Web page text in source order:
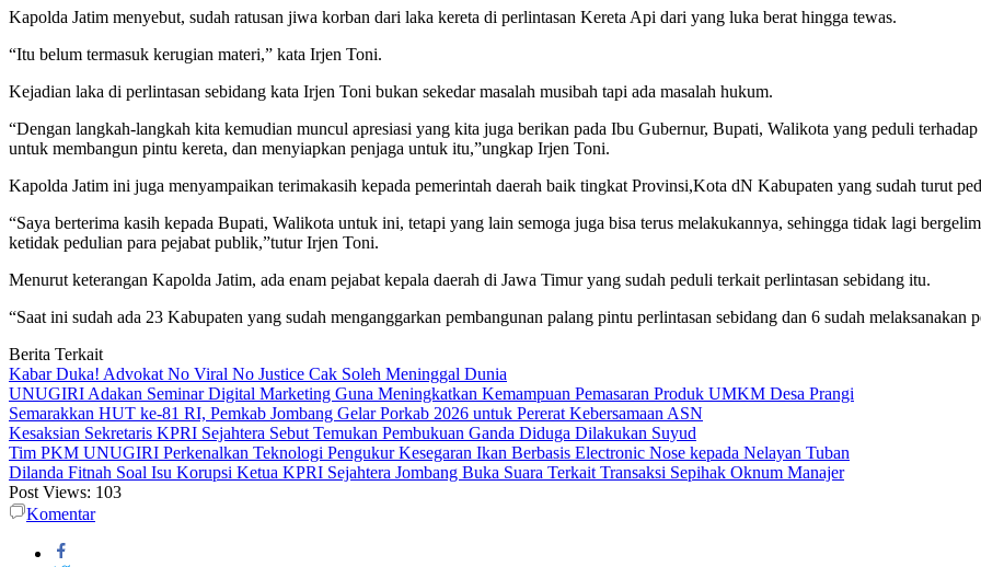
Kapolda Jatim menyebut, sudah ratusan jiwa korban dari laka kereta di perlintasan Kereta Api dari yang luka berat hingga tewas.
“Itu belum termasuk kerugian materi,” kata Irjen Toni.
Kejadian laka di perlintasan sebidang kata Irjen Toni bukan sekedar masalah musibah tapi ada masalah hukum.
“Dengan langkah-langkah kita kemudian muncul apresiasi yang kita juga berikan pada Ibu Gubernur, Bupati, Walikota yang peduli
untuk membangun pintu kereta, dan menyiapkan penjaga untuk itu,”ungkap Irjen Toni.
Kapolda Jatim ini juga menyampaikan terimakasih kepada pemerintah daerah baik tingkat Provinsi,Kota dN Kabupaten yang sudah turut
“Saya berterima kasih kepada Bupati, Walikota untuk ini, tetapi yang lain semoga juga bisa terus melakukannya, sehingga tidak lagi
ketidak pedulian para pejabat publik,”tutur Irjen Toni.
Menurut keterangan Kapolda Jatim, ada enam pejabat kepala daerah di Jawa Timur yang sudah peduli terkait perlintasan sebidang itu.
“Saat ini sudah ada 23 Kabupaten yang sudah menganggarkan pembangunan palang pintu perlintasan sebidang dan 6 sudah melaksanakan
Berita Terkait
Kabar Duka! Advokat No Viral No Justice Cak Soleh Meninggal Dunia
UNUGIRI Adakan Seminar Digital Marketing Guna Meningkatkan Kemampuan Pemasaran Produk UMKM Desa Prangi
Semarakkan HUT ke-81 RI, Pemkab Jombang Gelar Porkab 2026 untuk Pererat Kebersamaan ASN
Kesaksian Sekretaris KPRI Sejahtera Sebut Temukan Pembukuan Ganda Diduga Dilakukan Suyud
Tim PKM UNUGIRI Perkenalkan Teknologi Pengukur Kesegaran Ikan Berbasis Electronic Nose kepada Nelayan Tuban
Dilanda Fitnah Soal Isu Korupsi Ketua KPRI Sejahtera Jombang Buka Suara Terkait Transaksi Sepihak Oknum Manajer
Post Views: 103
Komentar